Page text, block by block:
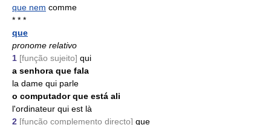
que nem comme
* * *
que
pronome relativo
1 [função sujeito] qui
a senhora que fala
la dame qui parle
o computador que está ali
l'ordinateur qui est là
2 [função complemento directo] que